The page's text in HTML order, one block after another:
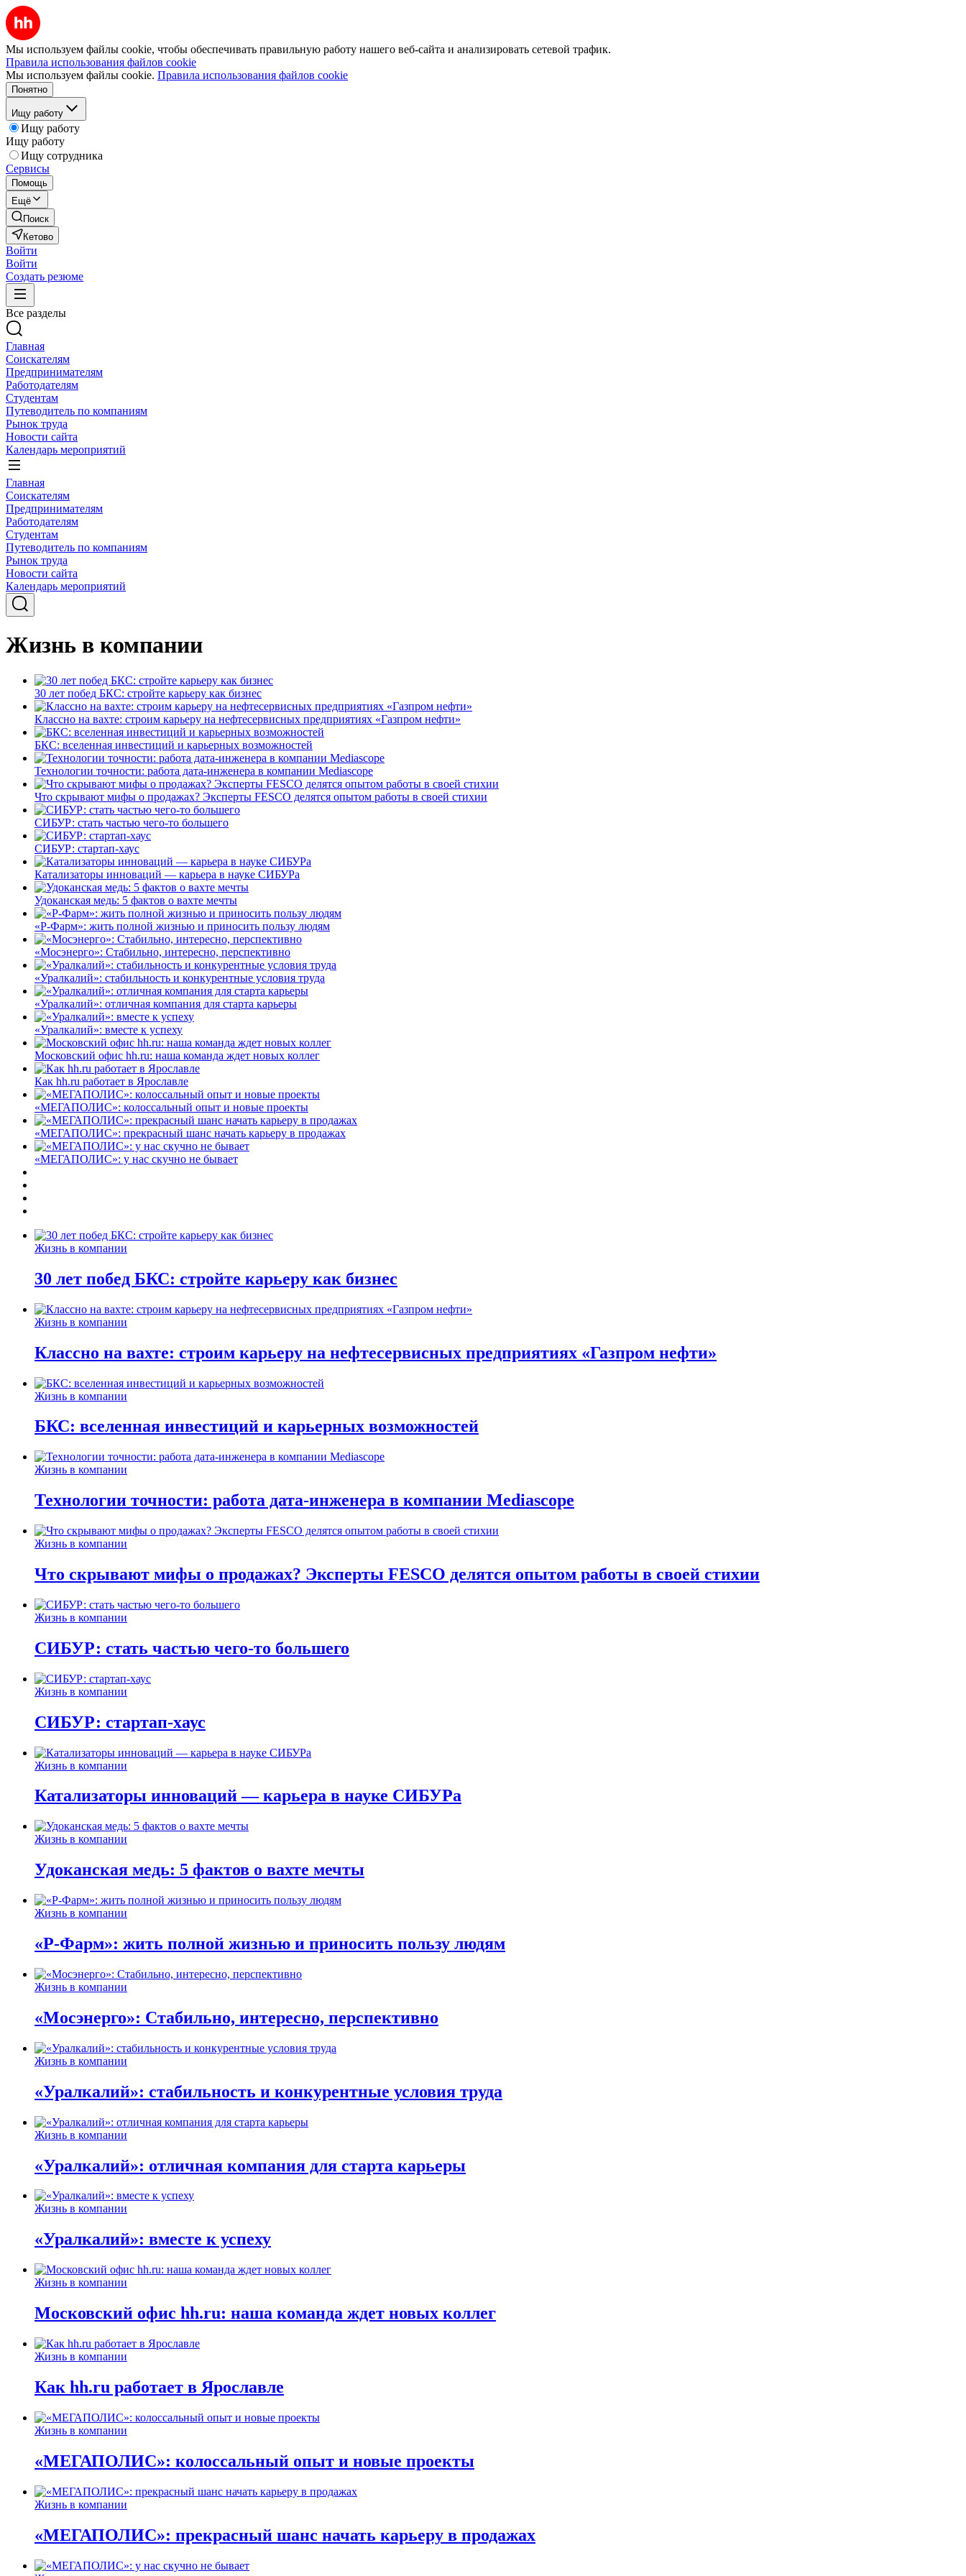
Мы используем файлы cookie, чтобы обеспечивать правильную работу нашего веб-сайта и анализировать сетевой трафик.
Правила использования файлов cookie
Мы используем файлы cookie. Правила использования файлов cookie
Понятно
Ищу работу
Ищу работу
Ищу работу
Ищу сотрудника
Сервисы
Помощь
Ещё
Поиск
Кетово
Войти
Войти
Создать резюме
Все разделы
Главная
Соискателям
Предпринимателям
Работодателям
Студентам
Путеводитель по компаниям
Рынок труда
Новости сайта
Календарь мероприятий
Главная
Соискателям
Предпринимателям
Работодателям
Студентам
Путеводитель по компаниям
Рынок труда
Новости сайта
Календарь мероприятий
Жизнь в компании
30 лет побед БКС: стройте карьеру как бизнес
Классно на вахте: строим карьеру на нефтесервисных предприятиях «Газпром нефти»
БКС: вселенная инвестиций и карьерных возможностей
Технологии точности: работа дата-инженера в компании Mediascope
Что скрывают мифы о продажах? Эксперты FESCO делятся опытом работы в своей стихии
СИБУР: стать частью чего-то большего
СИБУР: стартап-хаус
Катализаторы инноваций — карьера в науке СИБУРа
Удоканская медь: 5 фактов о вахте мечты
«Р-Фарм»: жить полной жизнью и приносить пользу людям
«Мосэнерго»: Стабильно, интересно, перспективно
«Уралкалий»: стабильность и конкурентные условия труда
«Уралкалий»: отличная компания для старта карьеры
«Уралкалий»: вместе к успеху
Московский офис hh.ru: наша команда ждет новых коллег
Как hh.ru работает в Ярославле
«МЕГАПОЛИС»: колоссальный опыт и новые проекты
«МЕГАПОЛИС»: прекрасный шанс начать карьеру в продажах
«МЕГАПОЛИС»: у нас скучно не бывает
Жизнь в компании
30 лет побед БКС: стройте карьеру как бизнес
Жизнь в компании
Классно на вахте: строим карьеру на нефтесервисных предприятиях «Газпром нефти»
Жизнь в компании
БКС: вселенная инвестиций и карьерных возможностей
Жизнь в компании
Технологии точности: работа дата-инженера в компании Mediascope
Жизнь в компании
Что скрывают мифы о продажах? Эксперты FESCO делятся опытом работы в своей стихии
Жизнь в компании
СИБУР: стать частью чего-то большего
Жизнь в компании
СИБУР: стартап-хаус
Жизнь в компании
Катализаторы инноваций — карьера в науке СИБУРа
Жизнь в компании
Удоканская медь: 5 фактов о вахте мечты
Жизнь в компании
«Р-Фарм»: жить полной жизнью и приносить пользу людям
Жизнь в компании
«Мосэнерго»: Стабильно, интересно, перспективно
Жизнь в компании
«Уралкалий»: стабильность и конкурентные условия труда
Жизнь в компании
«Уралкалий»: отличная компания для старта карьеры
Жизнь в компании
«Уралкалий»: вместе к успеху
Жизнь в компании
Московский офис hh.ru: наша команда ждет новых коллег
Жизнь в компании
Как hh.ru работает в Ярославле
Жизнь в компании
«МЕГАПОЛИС»: колоссальный опыт и новые проекты
Жизнь в компании
«МЕГАПОЛИС»: прекрасный шанс начать карьеру в продажах